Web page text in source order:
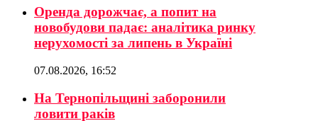
Оренда дорожчає, а попит на
новобудови падає: аналітика ринку
нерухомості за липень в Україні
07.08.2026, 16:52
На Тернопільщині заборонили
ловити раків